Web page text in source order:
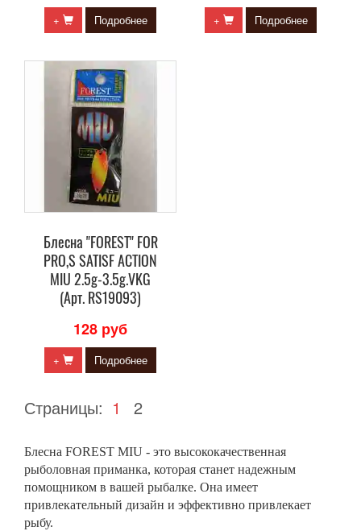
+ Подробнее + Подробнее
Блесна "FOREST" FOR
PRO,S SATISF ACTION
MIU 2.5g-3.5g.VKG
(Арт. RS19093)
128 руб
+ Подробнее
Страницы: 1 2
Блесна FOREST MIU - это высококачественная
рыболовная приманка, которая станет надежным
помощником в вашей рыбалке. Она имеет
привлекательный дизайн и эффективно привлекает
рыбу.